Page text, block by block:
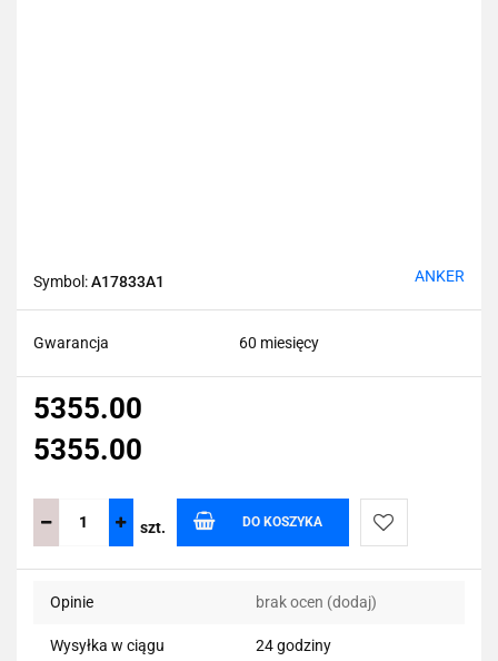
Symbol:A17833A1 ANKER
Gwarancja 60 miesięcy
5355.00
5355.00
szt. DO KOSZYKA
Do
Opinie brak ocen (dodaj)
Wysyłka w ciągu 24 godziny